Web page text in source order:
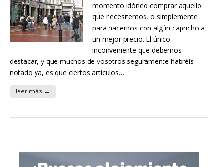
momento idóneo comprar aquello
que necesitemos, o simplemente
para hacernos con algún capricho a
un mejor precio. El único
inconveniente que debemos
destacar, y que muchos de vosotros seguramente habréis
notado ya, es que ciertos artículos…
leer más →